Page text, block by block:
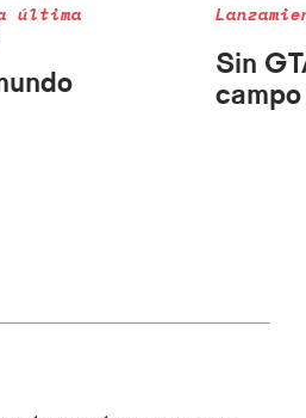
última
Sin
campo